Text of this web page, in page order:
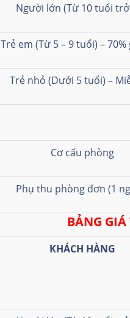
Người lớn (Từ 10 tuổi
Trẻ em (Từ 5 – 9 tuổi) –
Trẻ nhỏ (Dưới 5 tuổi) –
Cơ cấu phòng
Phụ thu phòng đơn (1
BẢNG
KHÁCH HÀNG